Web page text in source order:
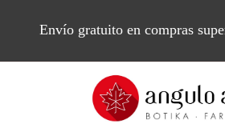
Envío gratuito en compras